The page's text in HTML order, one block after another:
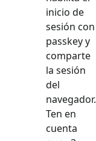
inicio de
sesión con
passkey y
comparte
la sesión
del
navegador.
Ten en
cuenta